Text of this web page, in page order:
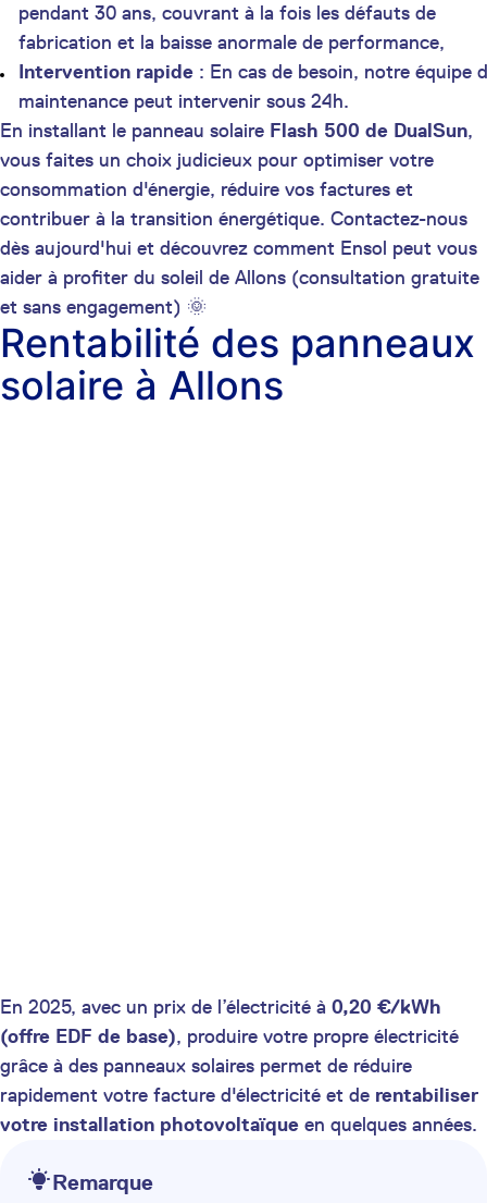
pendant 30 ans, couvrant à la fois les défauts de
fabrication et la baisse anormale de performance,
Intervention rapide : En cas de besoin, notre équipe
maintenance peut intervenir sous 24h.
En installant le panneau solaire Flash 500 de DualSun,
vous faites un choix judicieux pour optimiser votre
consommation d'énergie, réduire vos factures et
contribuer à la transition énergétique. Contactez-nous
dès aujourd'hui et découvrez comment Ensol peut vous
aider à profiter du soleil de Allons (consultation gratuite
et sans engagement) 🌞
Rentabilité des panneaux
solaire à Allons
En 2025, avec un prix de l’électricité à 0,20 €/kWh
(offre EDF de base), produire votre propre électricité
grâce à des panneaux solaires permet de réduire
rapidement votre facture d'électricité et de rentabiliser
votre installation photovoltaïque en quelques années.
Remarque